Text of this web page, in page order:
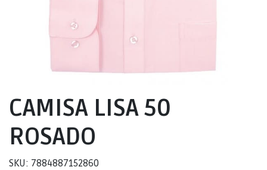
CAMISA LISA 50
ROSADO
SKU: 7884887152860